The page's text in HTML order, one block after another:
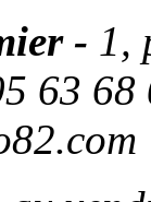
- 1,
63